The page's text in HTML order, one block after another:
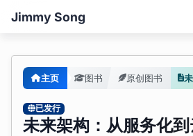
Jimmy Song
主页 图书 原创图书
已发行
未来架构：从服务化